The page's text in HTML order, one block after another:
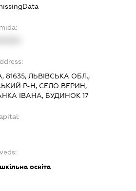
81635, ЛЬВІВСЬКА ОБЛ.,
Р-Н, СЕЛО ВЕРИН,
ІВАНА, БУДИНОК 17
освіта